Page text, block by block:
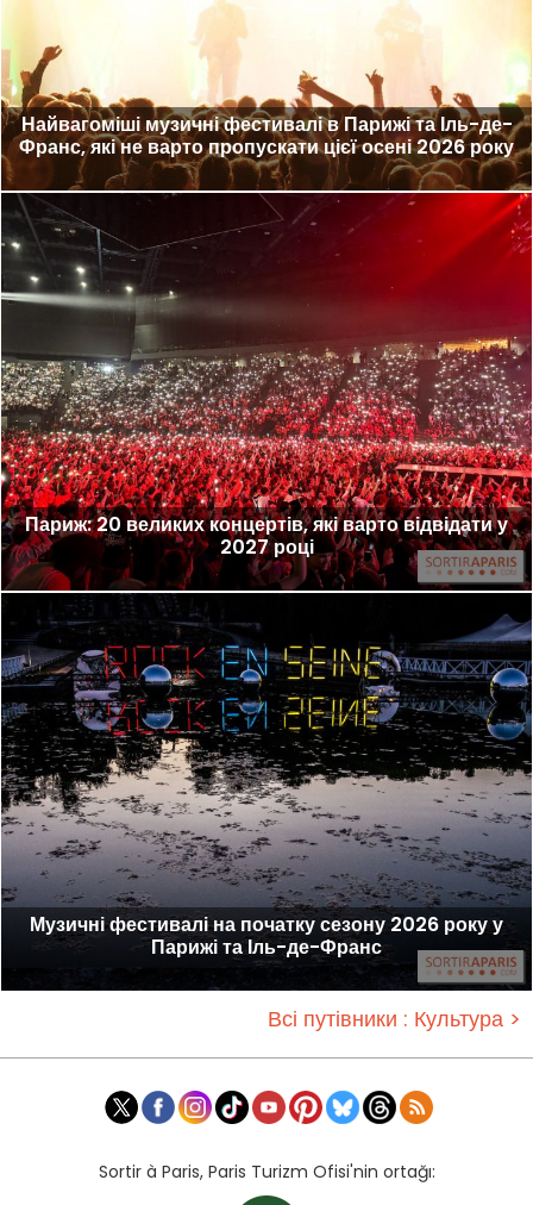
Найвагоміші музичні фестивалі в Парижі та Іль-де-
Франс, які не варто пропускати цієї осені 2026 року
Париж: 20 великих концертів, які варто відвідати у
2027 році
Музичні фестивалі на початку сезону 2026 року у
Парижі та Іль-де-Франс
Всі путівники : Культура >
Sortir à Paris, Paris Turizm Ofisi'nin ortağı: